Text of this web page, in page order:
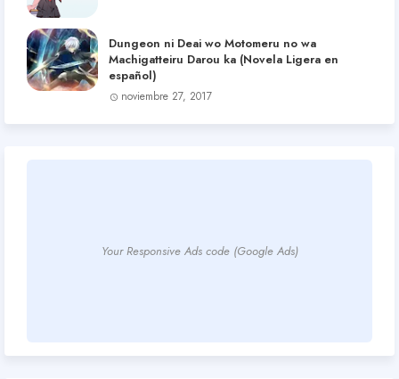
Dungeon ni Deai wo Motomeru no wa
Machigatteiru Darou ka (Novela Ligera en
español)
noviembre 27, 2017
Your Responsive Ads code (Google Ads)